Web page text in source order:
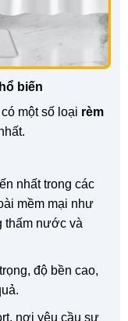
biến
một số loại rèm
nhất trong các
mềm mại như
thấm nước và
độ bền cao,
nơi yêu cầu sự